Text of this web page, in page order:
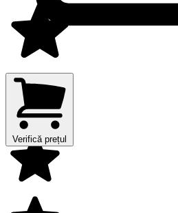
Verifică prețul